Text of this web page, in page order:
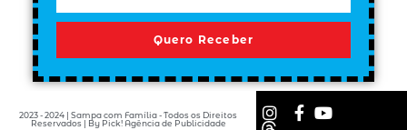
Quero Receber
2023 - 2024 | Sampa com Família - Todos os Direitos
Reservados | By Pick! Agência de Publicidade